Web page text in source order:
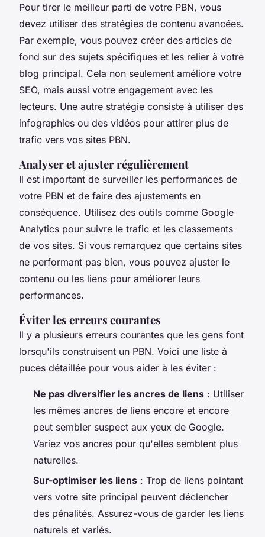
Pour tirer le meilleur parti de votre PBN, vous
devez utiliser des stratégies de contenu avancées.
Par exemple, vous pouvez créer des articles de
fond sur des sujets spécifiques et les relier à votre
blog principal. Cela non seulement améliore votre
SEO, mais aussi votre engagement avec les
lecteurs. Une autre stratégie consiste à utiliser des
infographies ou des vidéos pour attirer plus de
trafic vers vos sites PBN.
Analyser et ajuster régulièrement
Il est important de surveiller les performances de
votre PBN et de faire des ajustements en
conséquence. Utilisez des outils comme Google
Analytics pour suivre le trafic et les classements
de vos sites. Si vous remarquez que certains sites
ne performant pas bien, vous pouvez ajuster le
contenu ou les liens pour améliorer leurs
performances.
Éviter les erreurs courantes
Il y a plusieurs erreurs courantes que les gens font
lorsqu'ils construisent un PBN. Voici une liste à
puces détaillée pour vous aider à les éviter :
Ne pas diversifier les ancres de liens : Utiliser
les mêmes ancres de liens encore et encore
peut sembler suspect aux yeux de Google.
Variez vos ancres pour qu'elles semblent plus
naturelles.
Sur-optimiser les liens : Trop de liens pointant
vers votre site principal peuvent déclencher
des pénalités. Assurez-vous de garder les liens
naturels et variés.